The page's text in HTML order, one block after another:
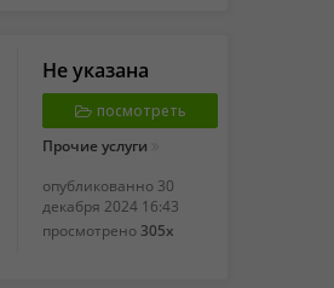
Не указана
посмотреть
Прочие услуги
опубликованно 30
декабря 2024 16:43
просмотрено 305x